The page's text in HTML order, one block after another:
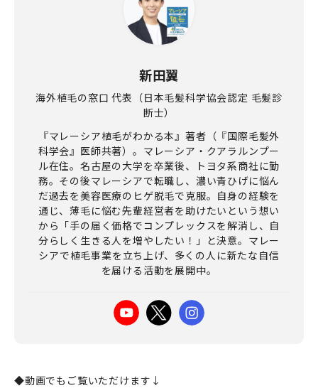
新田翼
海外植毛の窓口 代表（日本毛髪科学協会認定 毛髪診
断士）
『マレーシア植毛がわかる本』著者（『国際毛髪外
科学会』医師共著）。マレーシア・クアラルンプー
ル在住。名古屋の大学を卒業後、トヨタ系商社に勤
務。その後マレーシアで転職し、濃い青ひげに悩ん
だ過去を美容医療のヒゲ脱毛で克服。自身の経験を
通じ、薄毛に悩む先輩経営者を助けたいという想い
から「手の届く価格でコンプレックスを解消し、自
分らしく生きる人を増やしたい！」と決意。マレー
シアで植毛事業を立ち上げ、多くの人に新たな自信
を届ける活動を展開中。
◆動画でもご覧いただけます ↓